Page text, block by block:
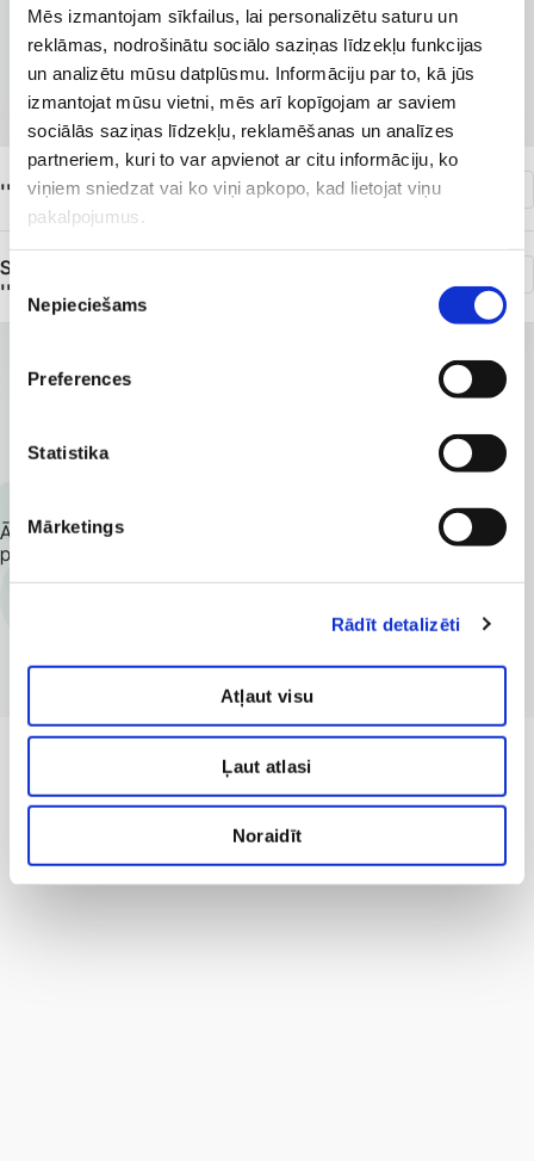
Mēs izmantojam sīkfailus, lai personalizētu saturu un
reklāmas, nodrošinātu sociālo saziņas līdzekļu funkcijas
un analizētu mūsu datplūsmu. Informāciju par to, kā jūs
izmantojat mūsu vietni, mēs arī kopīgojam ar saviem
sociālās saziņas līdzekļu, reklamēšanas un analīzes
partneriem, kuri to var apvienot ar citu informāciju, ko
viņiem sniedzat vai ko viņi apkopo, kad lietojat viņu
pakalpojumus.
Piekrišanas
izvēle
Nepieciešams
Preferences
Statistika
Mārketings
Rādīt detalizēti
Atļaut visu
Ļaut atlasi
Noraidīt
KLĪNIKAS AR LABĀKAJIEM PAKALPOJUMIEM
Filiāles, kurās pieejams
pakalpojums
''Veselības centrs 4'' K. Barona iela 117
SIA ''Veselības centrs 4'' grupas uzņēmums
''Privātklīnika ''Ģimenes veselība''''
Ātra un ērta pieteikšanās vizītei, konsultācijai, izmeklējumam,
procedūrai.
Pieteikumu forma